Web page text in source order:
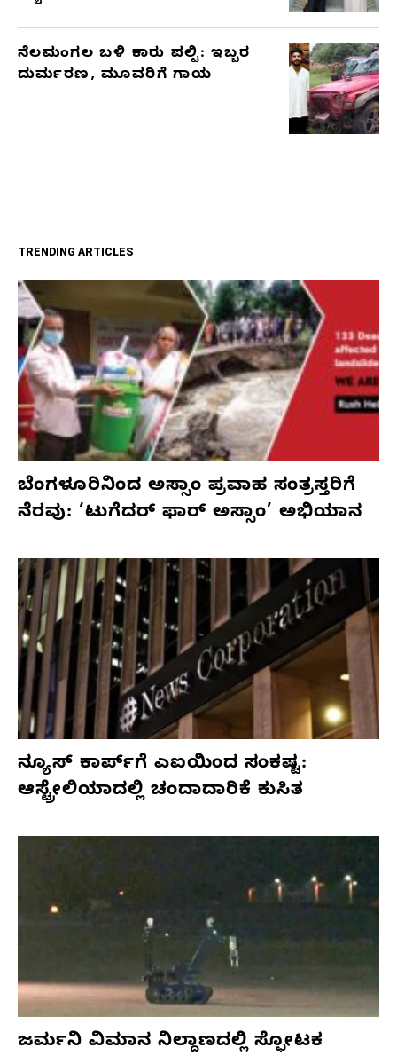
ನೆಲಮಂಗಲ ಬಳಿ ಕಾರು ಪಲ್ಟಿ: ಇಬ್ಬರ
ದುರ್ಮರಣ, ಮೂವರಿಗೆ ಗಾಯ
TRENDING ARTICLES
ಬೆಂಗಳೂರಿನಿಂದ ಅಸ್ಸಾಂ ಪ್ರವಾಹ ಸಂತ್ರಸ್ತರಿಗೆ
ನೆರವು: ‘ಟುಗೆದರ್ ಫಾರ್ ಅಸ್ಸಾಂ’ ಅಭಿಯಾನ
ನ್ಯೂಸ್ ಕಾರ್ಪ್‌ಗೆ ಎಐಯಿಂದ ಸಂಕಷ್ಟ:
ಆಸ್ಟ್ರೇಲಿಯಾದಲ್ಲಿ ಚಂದಾದಾರಿಕೆ ಕುಸಿತ
ಜರ್ಮನಿ ವಿಮಾನ ನಿಲ್ದಾಣದಲ್ಲಿ ಸ್ಫೋಟಕ